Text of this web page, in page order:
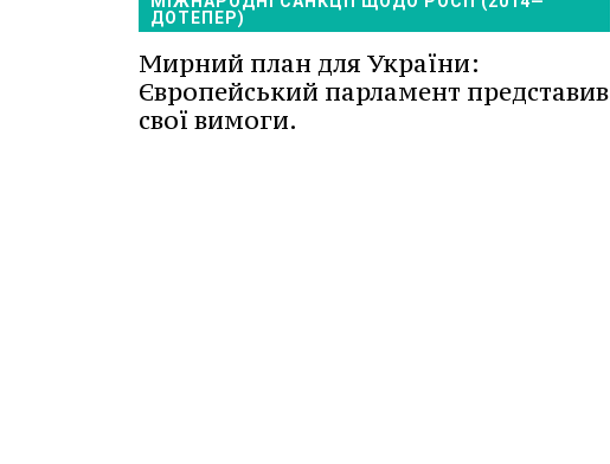
ДОТЕПЕР)
Мирний план для України:
Європейський парламент представив
свої вимоги.